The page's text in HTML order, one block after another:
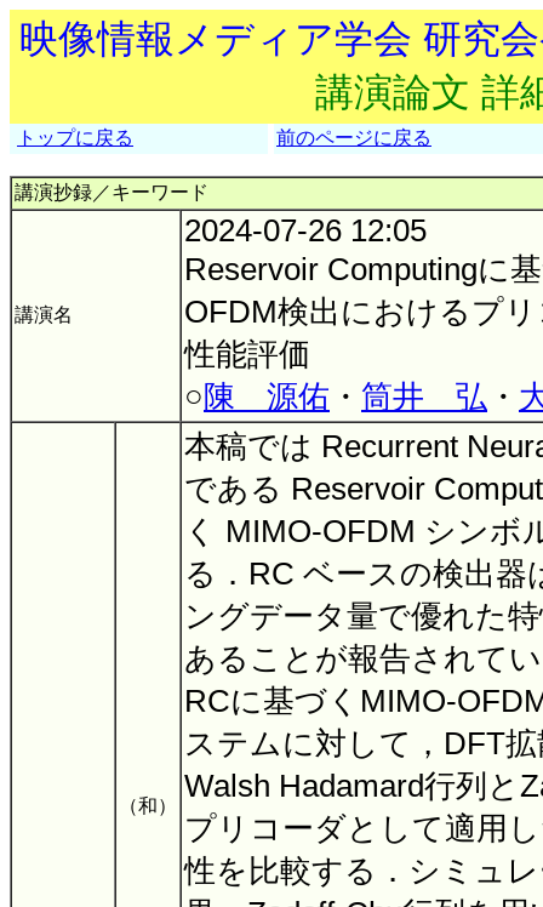
映像情報メディア学会 研究
講演論文 詳
トップに戻る 前のページに戻る
講演抄録／キーワード
講演名
2024-07-26 12:05
Reservoir Computingに
OFDM検出におけるプ
性能評価
○陳 源佑 ・ 筒井 弘 ・
（和）
本稿では Recurrent
である Reservoir
く MIMO-OFDM シンボ
る．RC ベースの検出器
ングデータ量で優れた
あることが報告されて
RCに基づくMIMO-
ステムに対して，DFT
Walsh Hadamard行列と
プリコーダとして適用
性を比較する．シミュ